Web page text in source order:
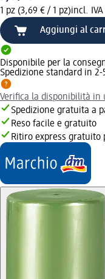
1 pz (3,69 € / 1 pz)incl. IVA
Aggiungi al
Disponibile per la
Spedizione standard in
Verifica la disponibilità in
Spedizione gratuita a
Reso facile e gratuito
Ritiro express